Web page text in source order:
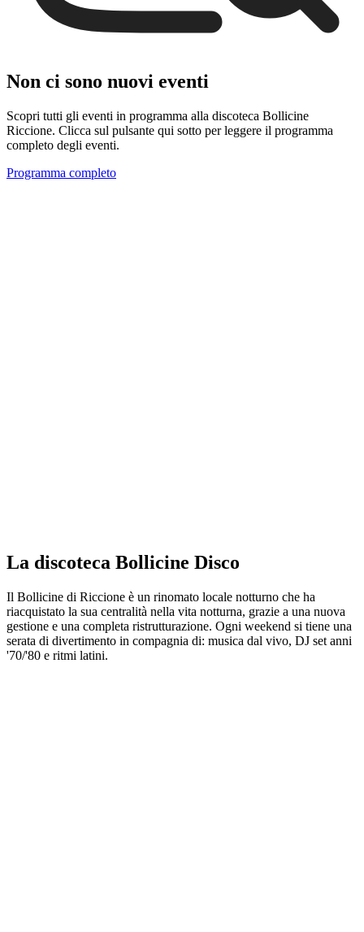
Non ci sono nuovi eventi
Scopri tutti gli eventi in programma alla discoteca Bollicine
Riccione. Clicca sul pulsante qui sotto per leggere il programma
completo degli eventi.
Programma completo
La discoteca Bollicine Disco
Il Bollicine di Riccione è un rinomato locale notturno che ha
riacquistato la sua centralità nella vita notturna, grazie a una nuova
gestione e una completa ristrutturazione. Ogni weekend si tiene una
serata di divertimento in compagnia di: musica dal vivo, DJ set anni
'70/'80 e ritmi latini.